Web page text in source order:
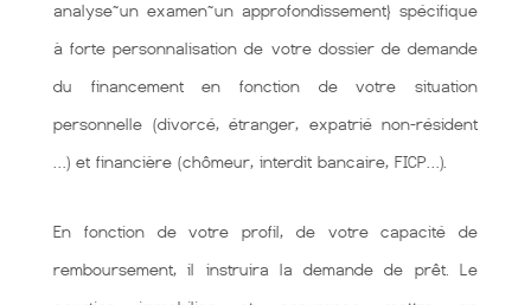
analyse~un examen~un approfondissement} spécifique
à forte personnalisation de votre dossier de demande
du financement en fonction de votre situation
personnelle (divorcé, étranger, expatrié non-résident
…) et financière (chômeur, interdit bancaire, FICP…).
En fonction de votre profil, de votre capacité de
remboursement, il instruira la demande de prêt. Le